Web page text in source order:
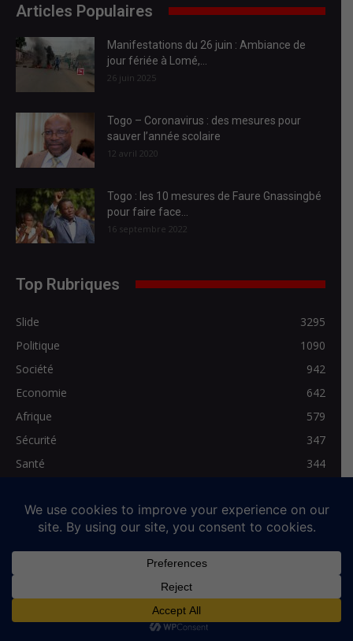
Articles Populaires
Manifestations du 26 juin : Ambiance de
jour fériée à Lomé,...
26 juin 2025
Togo – Coronavirus : des mesures pour
sauver l’année scolaire
12 avril 2020
Togo : les 10 mesures de Faure Gnassingbé
pour faire face...
16 septembre 2022
Top Rubriques
Slide
3295
Politique
1090
Société
942
Economie
642
Afrique
579
Sécurité
347
Santé
344
Médias>Vidéo
272
© Full-News, tous droits réservés. Siège de la Rédaction : 2,Rue Kadja
Anani Santos. Lomé-Togo